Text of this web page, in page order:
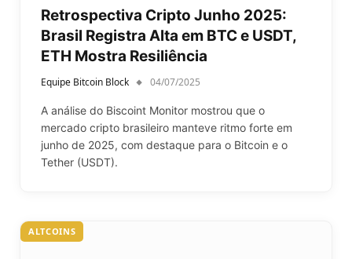
Retrospectiva Cripto Junho 2025:
Brasil Registra Alta em BTC e USDT,
ETH Mostra Resiliência
Equipe Bitcoin Block 04/07/2025
A análise do Biscoint Monitor mostrou que o
mercado cripto brasileiro manteve ritmo forte em
junho de 2025, com destaque para o Bitcoin e o
Tether (USDT).
ALTCOINS